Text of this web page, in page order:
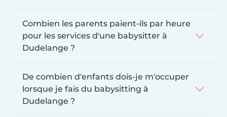
Combien les parents paient-ils par heure
pour les services d'une babysitter à
Dudelange ?
De combien d'enfants dois-je m'occuper
lorsque je fais du babysitting à
Dudelange ?